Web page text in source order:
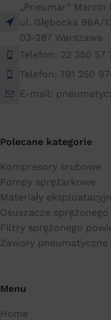
„Pneumar” Marcin
ul. Głębocka 96A/
03-287 Warszawa
Telefon: 22 350 57
Telefon: 791 250
E-mail:
Polecane kategorie
Kompresory śrubowe
Pompy sprężarkowe
Materiały
Osuszacze
Filtry sprężonego
Zawory pneumatyczne
Menu
Home